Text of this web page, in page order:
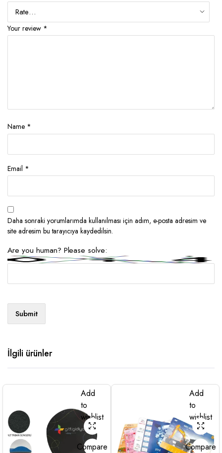
Your review *
Name *
Email *
Daha sonraki yorumlarımda kullanılması için adım, e-posta adresim ve
site adresim bu tarayıcıya kaydedilsin.
Are you human? Please solve:
İlgili ürünler
Add
to
wishlist
Compare
Add
to
wishlist
Compare